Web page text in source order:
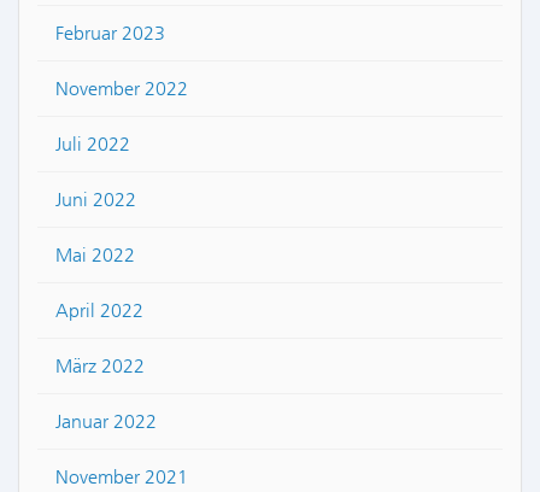
Februar 2023
November 2022
Juli 2022
Juni 2022
Mai 2022
April 2022
März 2022
Januar 2022
November 2021